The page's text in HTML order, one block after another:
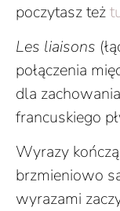
poczytasz też
Les liaisons
połączenia
dla
francuskiego
Wyrazy
brzmieniowo
wyrazami